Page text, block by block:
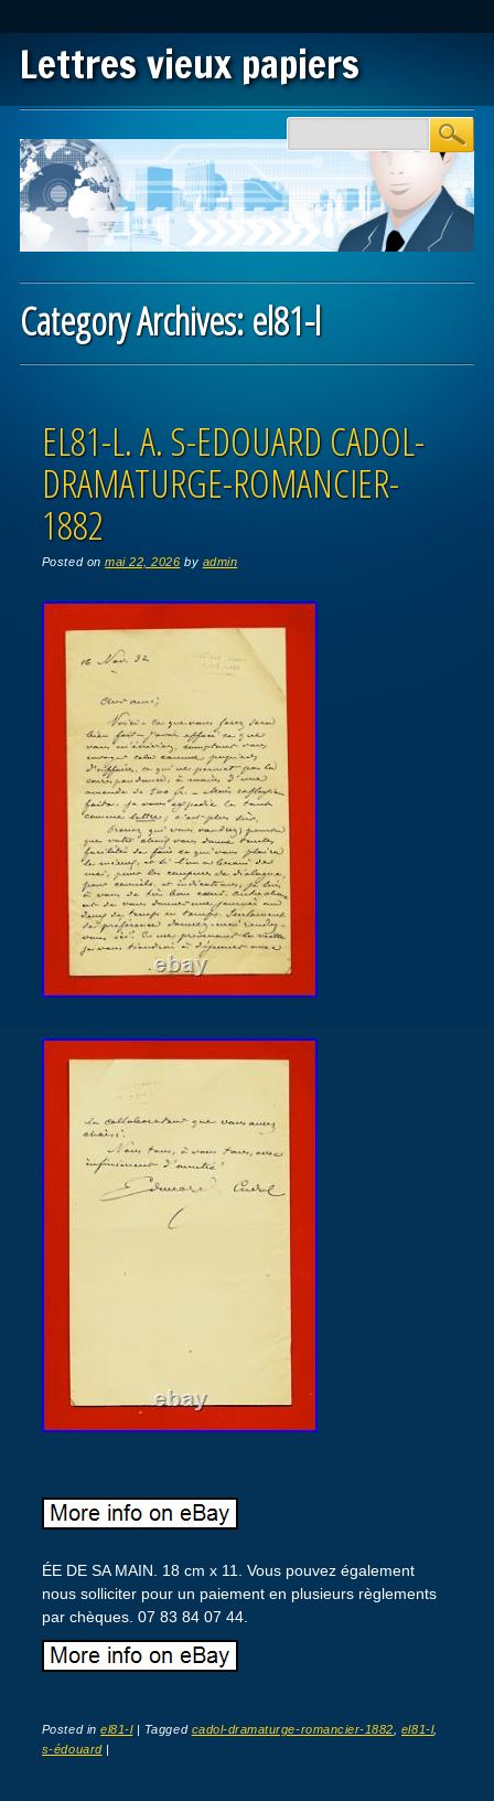
Lettres vieux papiers
Main menu
Category Archives:el81-l
EL81-L. A. S-EDOUARD CADOL-
DRAMATURGE-ROMANCIER-
1882
Posted onmai 22, 2026 by admin
ÉE DE SA MAIN. 18 cm x 11. Vous pouvez également
nous solliciter pour un paiement en plusieurs règlements
par chèques. 07 83 84 07 44.
Posted inel81-l | Tagged cadol-dramaturge-romancier-1882 el81-l,
s-édouard |